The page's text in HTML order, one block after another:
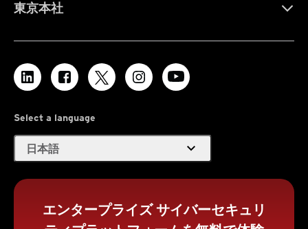
東京本社
Select a language
日本語 expand_more
エンタープライズ サイバーセキュリ